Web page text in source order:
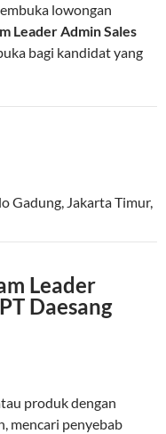
lowongan
Leader Admin Sales
bagi kandidat yang
Gadung, Jakarta Timur,
Leader
Daesang
produk dengan
mencari penyebab